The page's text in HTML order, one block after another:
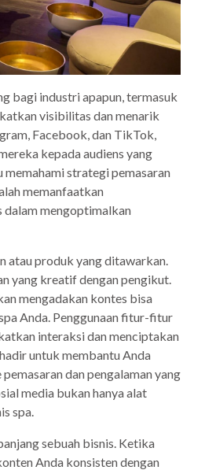
bagi industri apapun, termasuk
visibilitas dan menarik
Facebook, dan TikTok,
kepada audiens yang
memahami strategi pemasaran
memanfaatkan
dalam mengoptimalkan
atau produk yang ditawarkan.
yang kreatif dengan pengikut.
mengadakan kontes bisa
Anda. Penggunaan fitur-fitur
interaksi dan menciptakan
untuk membantu Anda
dan pengalaman yang
media bukan hanya alat
spa.
sebuah bisnis. Ketika
Anda konsisten dengan